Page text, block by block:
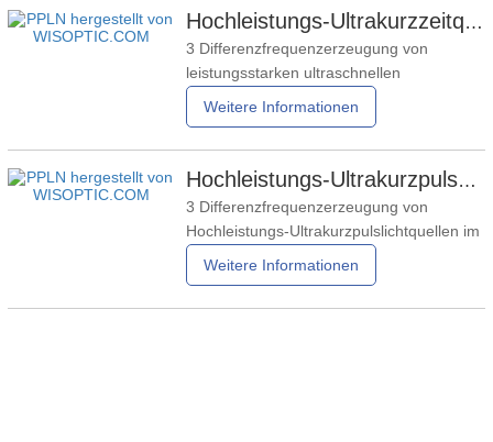
Pulse im mittleren Infrarotbereich bei 3MM
Wir haben ein DFG-System
(Differenzfrequenzerzeugung) auf Basis
eines Hochleistungs
Hochleistungs-Ultrakurzzeitquellen im mittleren Infrarotbereich bei 2 – 5 μm basierend auf einer Quelle mit zwei Wellenlängen – Teil 6
3 Differenzfrequenzerzeugung von
leistungsstarken ultraschnellen
3.1 Hochleistungsfähiger, abstimmbarer
Faserlaser Der andere Impulszug dient
als Keim für das erbiumdotierte CPA-
System. Nach Faserverbreiterung,
Weitere Informationen
Hochleistungs-Ultrakurzpulsquellen im mittleren Infrarotbereich bei 2 – 5 μm basierend auf einer Quelle mit zwei Wellenlängen – Teil 5
3 Differenzfrequenzerzeugung von
Hochleistungs-Ultrakurzpulslichtquellen im
abstimmbarer Dual-Wellenlängen-
Weitere Informationen